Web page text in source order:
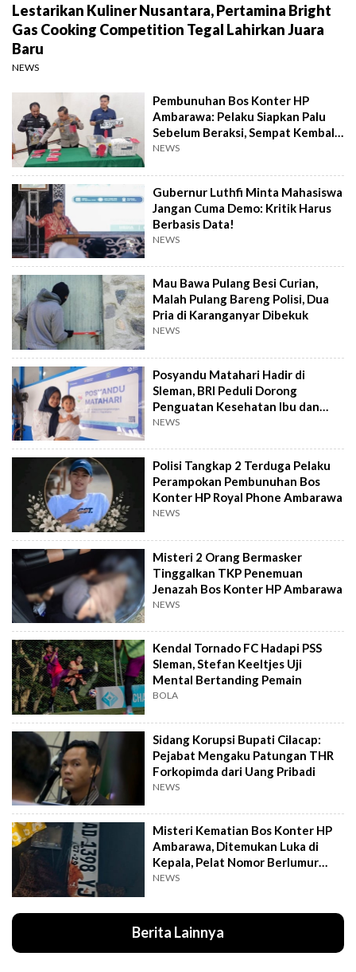
Lestarikan Kuliner Nusantara, Pertamina Bright
Gas Cooking Competition Tegal Lahirkan Juara
Baru
NEWS
Pembunuhan Bos Konter HP
Ambarawa: Pelaku Siapkan Palu
Sebelum Beraksi, Sempat Kembali
Datangi TKP
NEWS
Gubernur Luthfi Minta Mahasiswa
Jangan Cuma Demo: Kritik Harus
Berbasis Data!
NEWS
Mau Bawa Pulang Besi Curian,
Malah Pulang Bareng Polisi, Dua
Pria di Karanganyar Dibekuk
NEWS
Posyandu Matahari Hadir di
Sleman, BRI Peduli Dorong
Penguatan Kesehatan Ibu dan
Anak
NEWS
Polisi Tangkap 2 Terduga Pelaku
Perampokan Pembunuhan Bos
Konter HP Royal Phone Ambarawa
NEWS
Misteri 2 Orang Bermasker
Tinggalkan TKP Penemuan
Jenazah Bos Konter HP Ambarawa
NEWS
Kendal Tornado FC Hadapi PSS
Sleman, Stefan Keeltjes Uji
Mental Bertanding Pemain
BOLA
Sidang Korupsi Bupati Cilacap:
Pejabat Mengaku Patungan THR
Forkopimda dari Uang Pribadi
NEWS
Misteri Kematian Bos Konter HP
Ambarawa, Ditemukan Luka di
Kepala, Pelat Nomor Berlumur
Darah
NEWS
Berita Lainnya